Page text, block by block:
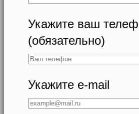
Укажите ваш
(обязательно)
Укажите e-mail